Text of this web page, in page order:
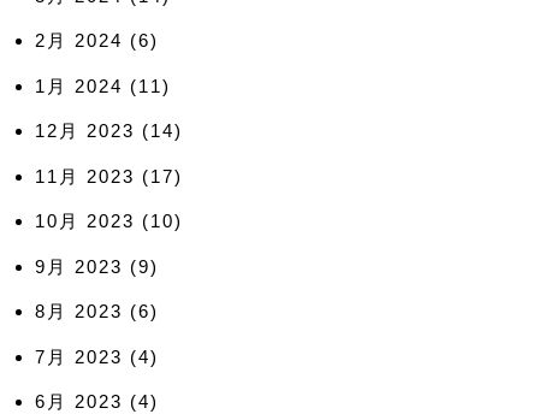
2月 2024 (6)
1月 2024 (11)
12月 2023 (14)
11月 2023 (17)
10月 2023 (10)
9月 2023 (9)
8月 2023 (6)
7月 2023 (4)
6月 2023 (4)